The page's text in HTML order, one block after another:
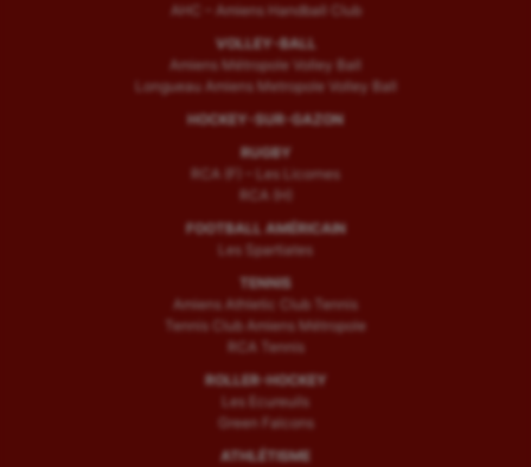
AHC – Amiens Handball Club
VOLLEY-BALL
Amiens Métropole Volley Ball
Longueau Amiens Metropole Volley Ball
HOCKEY-SUR-GAZON
RUGBY
RCA (F) – Les Licornes
RCA (H)
FOOTBALL AMÉRICAIN
Les Spartiates
TENNIS
Amiens Athletic Club Tennis
Tennis Club Amiens Métropole
RCA Tennis
ROLLER-HOCKEY
Les Ecureuils
Green Falcons
ATHLÉTISME